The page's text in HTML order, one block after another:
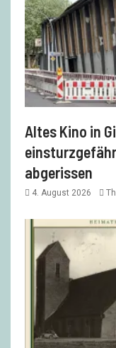
Altes Kino in
abgerissen
4. August 2026